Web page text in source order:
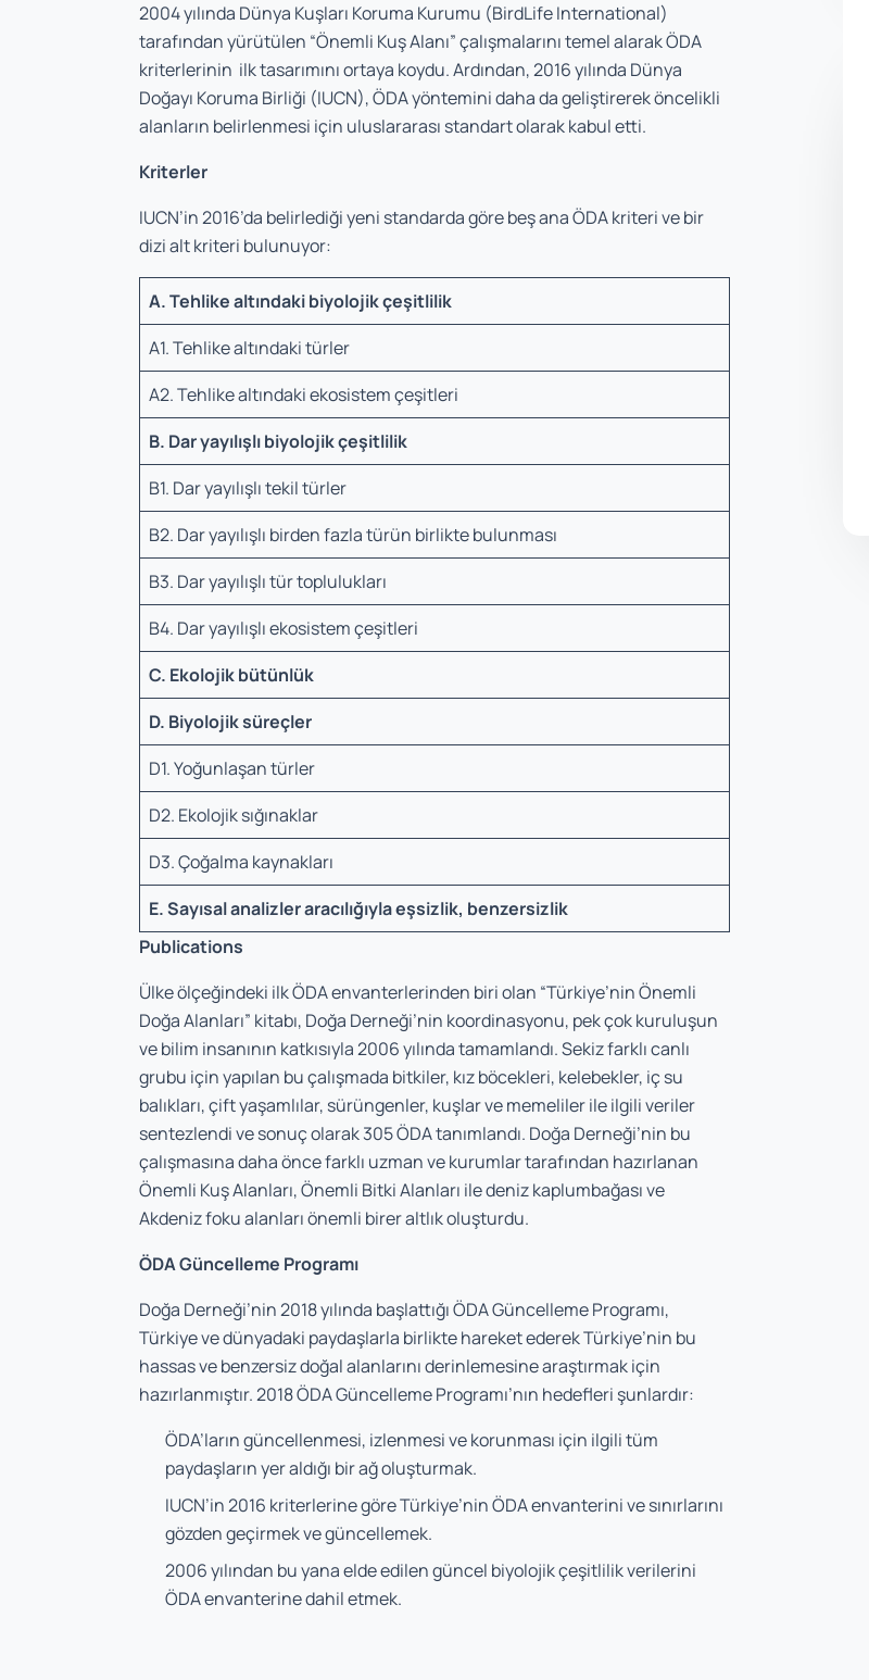
2004 yılında Dünya Kuşları Koruma Kurumu (BirdLife International)
tarafından yürütülen “Önemli Kuş Alanı” çalışmalarını temel alarak ÖDA
kriterlerinin ilk tasarımını ortaya koydu. Ardından, 2016 yılında Dünya
Doğayı Koruma Birliği (IUCN), ÖDA yöntemini daha da geliştirerek öncelikli
alanların belirlenmesi için uluslararası standart olarak kabul etti.
Kriterler
IUCN’in 2016’da belirlediği yeni standarda göre beş ana ÖDA kriteri ve bir
dizi alt kriteri bulunuyor:
A. Tehlike altındaki biyolojik çeşitlilik
A1. Tehlike altındaki türler
A2. Tehlike altındaki ekosistem çeşitleri
B. Dar yayılışlı biyolojik çeşitlilik
B1. Dar yayılışlı tekil türler
B2. Dar yayılışlı birden fazla türün birlikte bulunması
B3. Dar yayılışlı tür toplulukları
B4. Dar yayılışlı ekosistem çeşitleri
C. Ekolojik bütünlük
D. Biyolojik süreçler
D1. Yoğunlaşan türler
D2. Ekolojik sığınaklar
D3. Çoğalma kaynakları
E. Sayısal analizler aracılığıyla eşsizlik, benzersizlik
Publications
Ülke ölçeğindeki ilk ÖDA envanterlerinden biri olan “Türkiye’nin Önemli
Doğa Alanları” kitabı, Doğa Derneği’nin koordinasyonu, pek çok kuruluşun
ve bilim insanının katkısıyla 2006 yılında tamamlandı. Sekiz farklı canlı
grubu için yapılan bu çalışmada bitkiler, kız böcekleri, kelebekler, iç su
balıkları, çift yaşamlılar, sürüngenler, kuşlar ve memeliler ile ilgili veriler
sentezlendi ve sonuç olarak 305 ÖDA tanımlandı. Doğa Derneği’nin bu
çalışmasına daha önce farklı uzman ve kurumlar tarafından hazırlanan
Önemli Kuş Alanları, Önemli Bitki Alanları ile deniz kaplumbağası ve
Akdeniz foku alanları önemli birer altlık oluşturdu.
ÖDA Güncelleme Programı
Doğa Derneği’nin 2018 yılında başlattığı ÖDA Güncelleme Programı,
Türkiye ve dünyadaki paydaşlarla birlikte hareket ederek Türkiye’nin bu
hassas ve benzersiz doğal alanlarını derinlemesine araştırmak için
hazırlanmıştır. 2018 ÖDA Güncelleme Programı’nın hedefleri şunlardır:
ÖDA’ların güncellenmesi, izlenmesi ve korunması için ilgili tüm
paydaşların yer aldığı bir ağ oluşturmak.
IUCN’in 2016 kriterlerine göre Türkiye’nin ÖDA envanterini ve sınırlarını
gözden geçirmek ve güncellemek.
2006 yılından bu yana elde edilen güncel biyolojik çeşitlilik verilerini
ÖDA envanterine dahil etmek.